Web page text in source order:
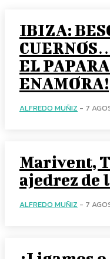
IBIZA:
EL
ENAMORA!
ALFREDO MUÑIZ - 7
Marivent,
ajedrez de
ALFREDO MUÑIZ - 7